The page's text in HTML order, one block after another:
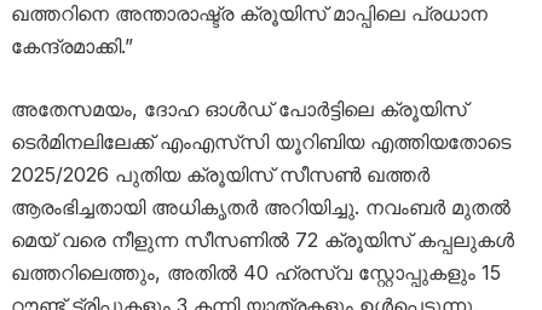
ഖത്തറിനെ അന്താരാഷ്ട്ര ക്രൂയിസ് മാപ്പിലെ പ്രധാന
കേന്ദ്രമാക്കി.”
അതേസമയം, ദോഹ ഓൾഡ് പോർട്ടിലെ ക്രൂയിസ്
ടെർമിനലിലേക്ക് എം‌എസ്‌സി യൂറിബിയ എത്തിയതോടെ
2025/2026 പുതിയ ക്രൂയിസ് സീസൺ ഖത്തർ
ആരംഭിച്ചതായി അധികൃതർ അറിയിച്ചു. നവംബർ മുതൽ
മെയ് വരെ നീളുന്ന സീസണിൽ 72 ക്രൂയിസ് കപ്പലുകൾ
ഖത്തറിലെത്തും, അതിൽ 40 ഹ്രസ്വ സ്റ്റോപ്പുകളും 15
റൗണ്ട് ട്രിപ്പുകളും 3 കന്നി യാത്രകളും ഉൾപ്പെടുന്നു.